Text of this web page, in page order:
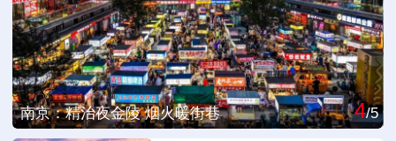
南京：精治夜金陵 烟火暖街巷 4/5